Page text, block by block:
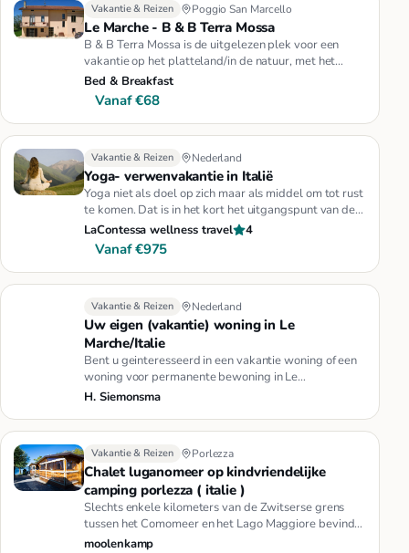
Vakantie & Reizen Poggio San Marcello
Le Marche - B & B Terra Mossa
B & B Terra Mossa is de uitgelezen plek voor een
vakantie op het platteland/in de natuur, met het
gemak van goede verbin…
Bed & Breakfast
Vanaf €68
Vakantie & Reizen Nederland
Yoga- verwenvakantie in Italië
Yoga niet als doel op zich maar als middel om tot rust
te komen. Dat is in het kort het uitgangspunt van de
yogavakantie…
LaContessa wellness travel 4
Vanaf €975
Vakantie & Reizen Nederland
Uw eigen (vakantie) woning in Le
Marche/Italie
Bent u geinteresseerd in een vakantie woning of een
woning voor permanente bewoning in Le
Marche/Italie? Dan bent u bij …
H. Siemonsma
Vakantie & Reizen Porlezza
Chalet luganomeer op kindvriendelijke
camping porlezza ( italie )
Slechts enkele kilometers van de Zwitserse grens
tussen het Comomeer en het Lago Maggiore bevindt
zich aan het fraaie me…
moolenkamp